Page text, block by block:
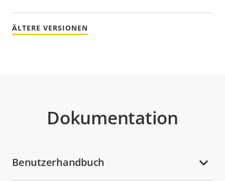
ÄLTERE VERSIONEN
Dokumentation
Benutzerhandbuch